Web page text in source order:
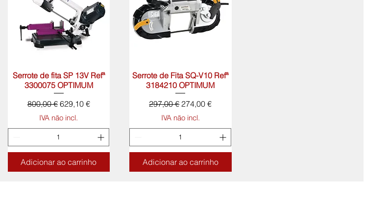
Visualização rápida
Serrote de fita SP 13V Refª
3300075 OPTIMUM
Preço normal
800,00 € Preço promocional
629,10 €
IVA não incl.
Adicionar ao carrinho
Visualização rápida
Serrote de Fita SQ-V10 Refª
3184210 OPTIMUM
Preço normal
297,00 € Preço promocional
274,00 €
IVA não incl.
Adicionar ao carrinho